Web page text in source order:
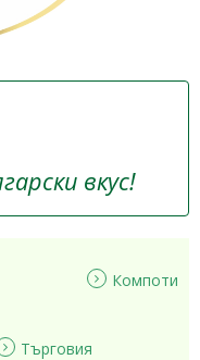
вкус!
Компоти
Търговия